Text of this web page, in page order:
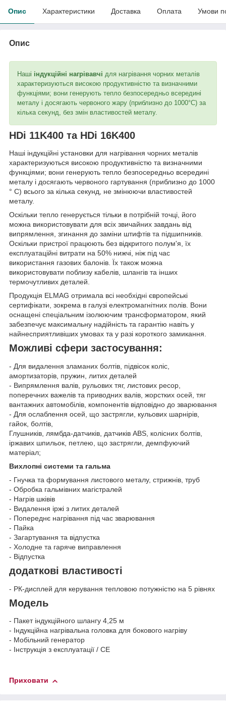
Опис Характеристики Доставка Оплата Умови
Опис
Наші індукційні нагрівавчі для нагрівання чорних металів
характеризуються високою продуктивністю та визначними
функціями; вони генерують тепло безпосередньо всередині
металу і досягають червоного жару (приблизно до 1000°C) за
кілька секунд, без змін властивостей металу.
HDi 11K400 та HDi 16K400
Наші індукційні установки для нагрівання чорних металів
характеризуються високою продуктивністю та визначними
функціями; вони генерують тепло безпосередньо всередині
металу і досягають червоного гартування (приблизно до 1000
° C) всього за кілька секунд, не змінюючи властивостей
металу.
Оскільки тепло генерується тільки в потрібній точці, його
можна використовувати для всіх звичайних завдань від
випрямлення, згинання до заміни штифтів та підшипників.
Оскільки пристрої працюють без відкритого полум'я, їх
експлуатаційні витрати на 50% нижчі, ніж під час
використання газових балонів. Їх також можна
використовувати поблизу кабелів, шлангів та інших
термочутливих деталей.
Продукція ELMAG отримала всі необхідні європейські
сертифікати, зокрема в галузі електромагнітних полів. Вони
оснащені спеціальним ізолюючим трансформатором, який
забезпечує максимальну надійність та гарантію навіть у
найнесприятливіших умовах та у разі короткого замикання.
Можливі сфери застосування:
- Для видалення зламаних болтів, підвісок коліс,
амортизаторів, пружин, литих деталей
- Випрямлення валів, рульових тяг, листових ресор,
поперечних важелів та приводних валів, жорстких осей, тяг
вантажних автомобілів, компонентів відповідно до зварювання
- Для ослаблення осей, що застрягли, кульових шарнірів,
гайок, болтів,
Глушників, лямбда-датчиків, датчиків ABS, колісних болтів,
іржавих шпильок, петлею, що застрягли, демпфуючий
матеріал;
Вихлопні системи та гальма
- Гнучка та формування листового металу, стрижнів, труб
- Обробка гальмівних магістралей
- Нагрів шківів
- Видалення іржі з литих деталей
- Попереднє нагрівання під час зварювання
- Пайка
- Загартування та відпустка
- Холодне та гаряче виправлення
- Відпустка
додаткові властивості
- РК-дисплей для керування тепловою потужністю на 5 рівнях
Модель
- Пакет індукційного шлангу 4,25 м
- Індукційна нагрівальна головка для бокового нагріву
- Мобільний генератор
- Інструкція з експлуатації / CE
Приховати